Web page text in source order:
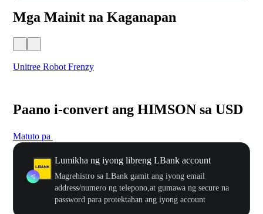
Mga Mainit na Kaganapan
Unitree Robot Frenzy
Paano i-convert ang HIMSON sa USD
Matuto pa
Lumikha ng iyong libreng LBank account
Magrehistro sa LBank gamit ang iyong email
address/numero ng telepono,at gumawa ng secure na
password para protektahan ang iyong account